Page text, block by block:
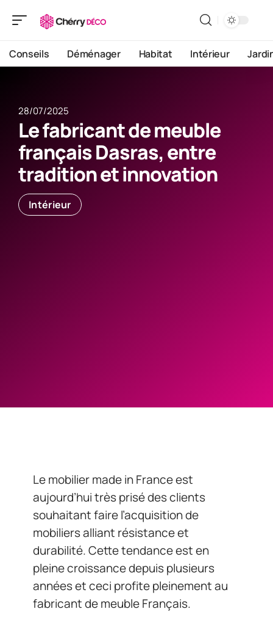
Conseils Déménager Habitat Intérieur
28/07/2025
Le fabricant de meuble
français Dasras, entre
tradition et innovation
Intérieur
Le mobilier made in France est
aujourd’hui très prisé des clients
souhaitant faire l’acquisition de
mobiliers alliant résistance et
durabilité. Cette tendance est en
pleine croissance depuis plusieurs
années et ceci profite pleinement au
fabricant de meuble Français.